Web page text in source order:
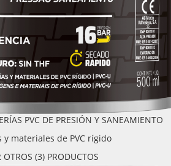
PVC DE PRESIÓN Y SANEAMIENTO
y materiales de PVC rígido
OTROS (3) PRODUCTOS